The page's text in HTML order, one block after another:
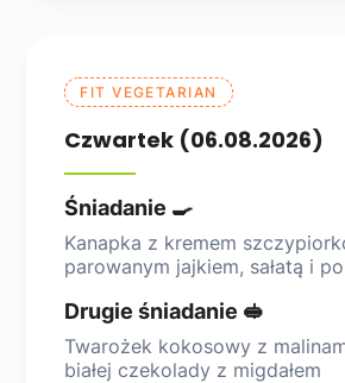
FIT VEGETARIAN
Czwartek (06.08.2026)
Śniadanie 🍳
Kanapka z kremem
parowanym jajkiem, sałatą i
Drugie śniadanie 🥪
Twarożek kokosowy z
białej czekolady z migdałem